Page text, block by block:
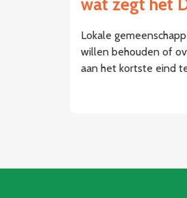
Lokale
willen behouden of
aan het kortste eind